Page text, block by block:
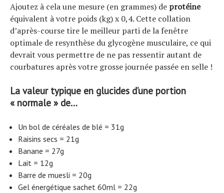
Ajoutez à cela une mesure (en grammes) de protéine
équivalent à votre poids (kg) x 0,4. Cette collation
d’après-course tire le meilleur parti de la fenêtre
optimale de resynthèse du glycogène musculaire, ce qui
devrait vous permettre de ne pas ressentir autant de
courbatures après votre grosse journée passée en selle !
La valeur typique en glucides d’une portion
« normale » de…
Un bol de céréales de blé = 31g
Raisins secs = 21g
Banane = 27g
Lait = 12g
Barre de muesli = 20g
Gel énergétique sachet 60ml = 22g